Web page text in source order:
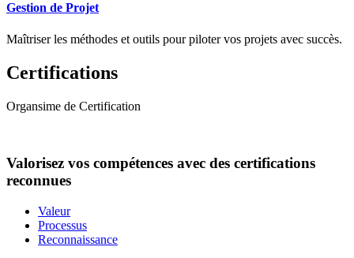
Gestion de Projet
Maîtriser les méthodes et outils pour piloter vos projets avec succès.
Certifications
Organsime de Certification
Valorisez vos compétences avec des certifications
reconnues
Valeur
Processus
Reconnaissance